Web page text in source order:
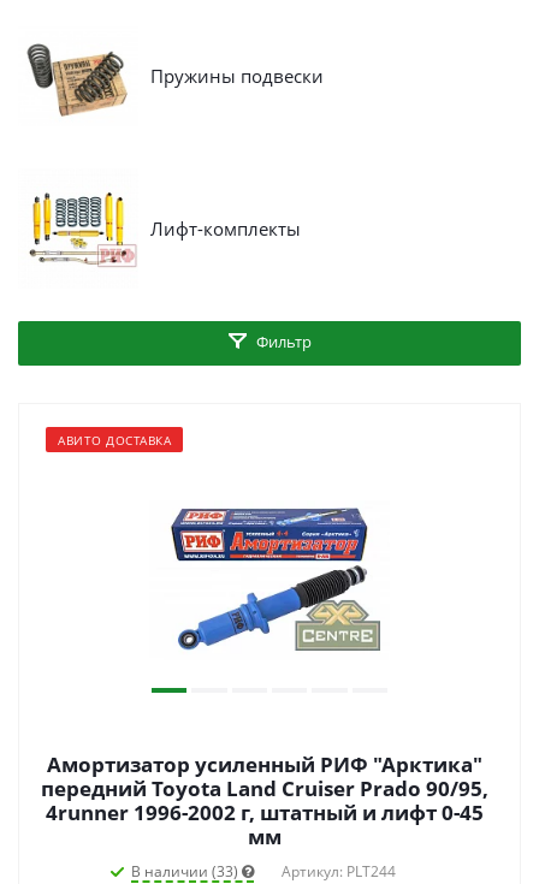
Пружины подвески
Лифт-комплекты
Фильтр
АВИТО ДОСТАВКА
Амортизатор усиленный РИФ "Арктика"
передний Toyota Land Cruiser Prado 90/95,
4runner 1996-2002 г, штатный и лифт 0-45
мм
В наличии (33) Артикул: PLT244